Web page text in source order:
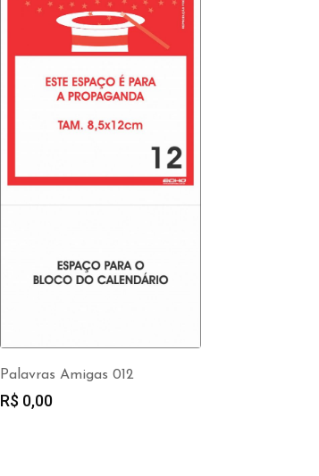
Palavras Amigas 012
R$ 0,00